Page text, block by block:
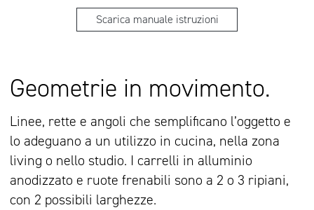
Scarica manuale istruzioni
Geometrie in movimento.
Linee, rette e angoli che semplificano l’oggetto e
lo adeguano a un utilizzo in cucina, nella zona
living o nello studio. I carrelli in alluminio
anodizzato e ruote frenabili sono a 2 o 3 ripiani,
con 2 possibili larghezze.